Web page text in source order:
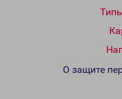
О защите